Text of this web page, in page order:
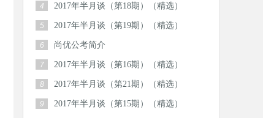
4 2017年半月谈（第18期）（精选）
5 2017年半月谈（第19期）（精选）
6 尚优公考简介
7 2017年半月谈（第16期）（精选）
8 2017年半月谈（第21期）（精选）
9 2017年半月谈（第15期）（精选）